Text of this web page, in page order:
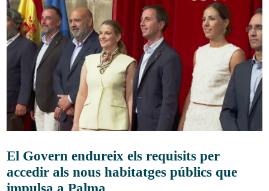
El Govern endureix els requisits per
accedir als nous habitatges públics que